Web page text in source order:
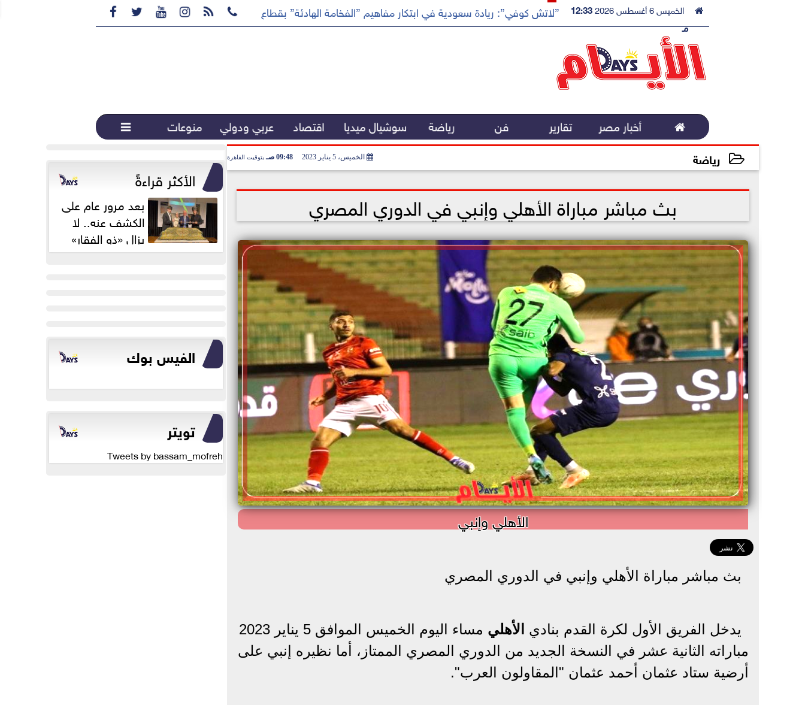
       الخميس 6 أغسطس 2026
12:33
مـ
”لاتش كوفي”: ريادة سعودية في ابتكار مفاهيم ”الفخامة الهادئة” بقطاع القهوة المختصة...
 أخبار مصر تقارير فن رياضة سوشيال ميديا اقتصاد عربي ودولي منوعات 
رياضة الخميس، 5 يناير 2023 09:48 صـ بتوقيت القاهرة
بث مباشر مباراة الأهلي وإنبي في الدوري المصري
الأهلي وإنبي
بث مباشر مباراة الأهلي وإنبي في الدوري المصري
يدخل الفريق الأول لكرة القدم بنادي لأهلي
مساء اليوم الخميس الموافق 5 يناير 2023
مباراته الثانية عشر في النسخة الجديد من الدوري المصري الممتاز، أما نظيره إنبي على
أرضية ستاد عثمان أحمد عثمان "المقاولون العرب".
الأكثر قراءةً
بعد مرور عام على
الكشف عنه.. لا
يزال «ذو الفقار»
محور اهتمام...
الفيس بوك
تويتر
Tweets by bassam_mofreh